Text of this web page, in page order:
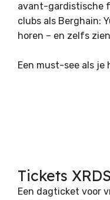
avant-gardistische
clubs als Berghain:
horen – en zelfs
Een must-see als je
Tickets
Een dagticket voor